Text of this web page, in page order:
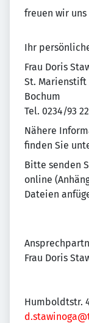
freuen wir
Ihr
Frau Doris
St. Marienstift
Bochum
Tel. 0234/93
Nähere
finden Sie
Bitte senden
online
Dateien
Frau Doris
Humboldtstr.